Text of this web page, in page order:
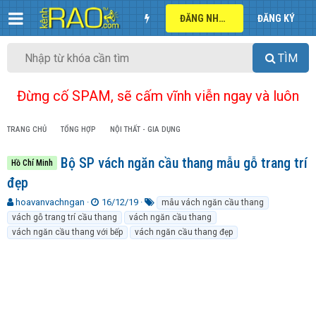
ĐĂNG NHẬP ĐĂNG KÝ
TÌM
Đừng cố SPAM, sẽ cấm vĩnh viễn ngay và luôn
TRANG CHỦ TỔNG HỢP NỘI THẤT - GIA DỤNG
Hồ Chí Minh
Bộ SP vách ngăn cầu thang mẫu gỗ trang trí
đẹp
T
h
r
e
hoavanvachngan
N
g
à
y
16/12/19
ừ
k
h
mẫu vách ngăn cầu thang
vách gỗ trang trí cầu thang
vách ngăn cầu thang
vách ngăn cầu thang với bếp
vách ngăn cầu thang đẹp